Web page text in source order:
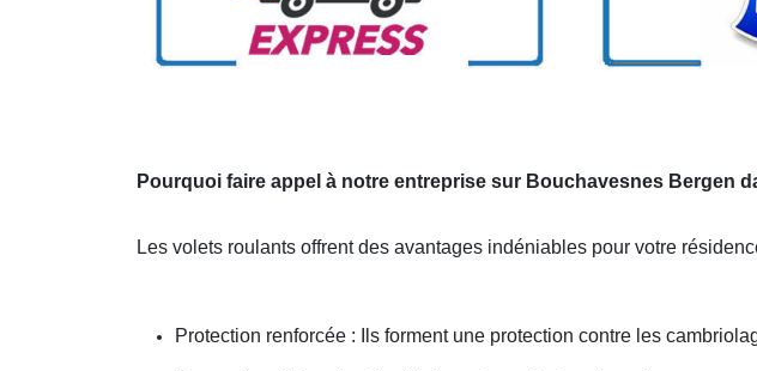
Pourquoi faire appel à notre entreprise sur Bouchavesnes Bergen
Les volets roulants offrent des avantages indéniables pour votre
Protection renforcée : Ils forment une protection contre les